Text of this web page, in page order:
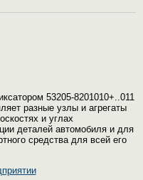
53205-8201010+..011
разные узлы и агрегаты
и углах
деталей автомобиля и для
средства для всей его